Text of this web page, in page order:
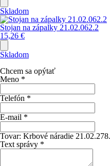
Skladom
Stojan na zápalky 21.02.062.2
15,26 €
Skladom
Chcem sa opýtať
Meno *
Telefón *
E-mail *
Tovar: Krbové náradie
Text správy *